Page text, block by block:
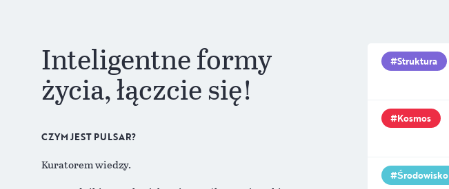
Inteligentne formy
życia, łączcie się!
CZYM JEST PULSAR?
Kuratorem wiedzy.
Struktura
Kosmos
Środowisko